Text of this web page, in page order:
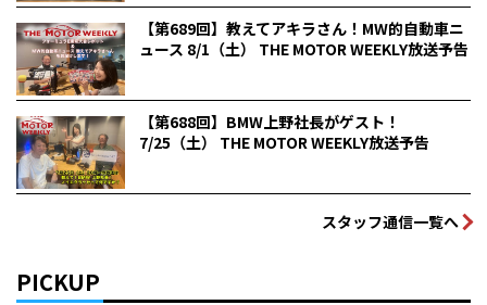
【第689回】教えてアキラさん！MW的自動車ニ
ュース 8/1（土） THE MOTOR WEEKLY放送予告
【第688回】BMW上野社長がゲスト！
7/25（土） THE MOTOR WEEKLY放送予告
スタッフ通信一覧へ
PICKUP